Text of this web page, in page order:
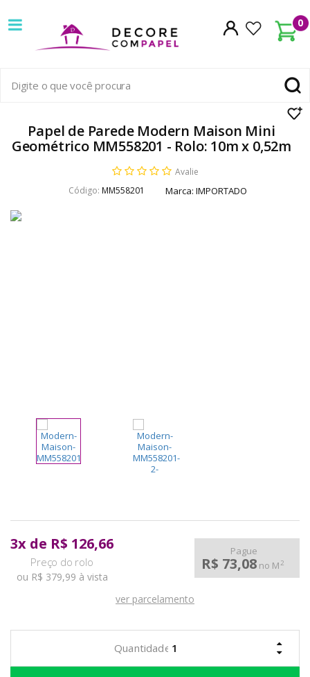
0
Decore
com
papel
pioneira
em
venda
Papel de Parede Modern Maison Mini
Geométrico MM558201 - Rolo: 10m x 0,52m
Avalie
Código: MM558201 Marca: IMPORTADO
3x de R$ 126,66
ou R$ 379,99 à vista
Pague
R$ 73,08 no M2
ver parcelamento